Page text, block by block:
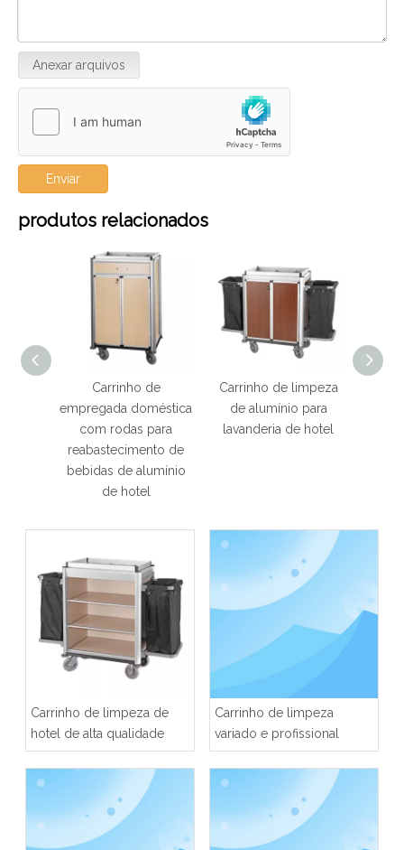
Anexar arquivos
Enviar
produtos relacionados
Carrinho de
empregada doméstica
com rodas para
reabastecimento de
bebidas de alumínio
de hotel
Carrinho de limpeza
de alumínio para
lavanderia de hotel
Carrinho de limpeza de
hotel de alta qualidade
Carrinho de limpeza
variado e profissional